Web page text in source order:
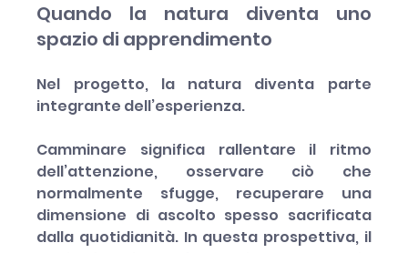
Quando la natura diventa uno
spazio di apprendimento
Nel progetto, la natura diventa parte
integrante dell’esperienza.
Camminare significa rallentare il ritmo
dell’attenzione, osservare ciò che
normalmente sfugge, recuperare una
dimensione di ascolto spesso sacrificata
dalla quotidianità. In questa prospettiva, il